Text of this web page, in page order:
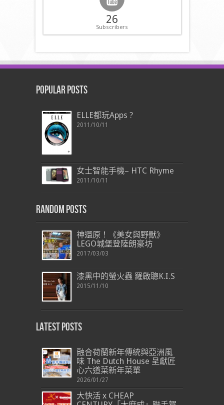
26
Subscribers
Popular Posts
ELLE都玩Apps ?
2011/10/11
女士智能手機– HTC Rhyme
2011/10/11
Random Posts
神還原！《美女與野獸》
LEGO城堡登陸朗豪坊
2017/03/03
漆黑中的螢火蟲 羅啟聰K.I.S
2015/11/10
Latest Posts
融合荷蘭新年傳統與亞洲風
味 The Dutch House 呈獻匠
心六道菜新年菜單
2026/01/27
大快活 x CHEAP